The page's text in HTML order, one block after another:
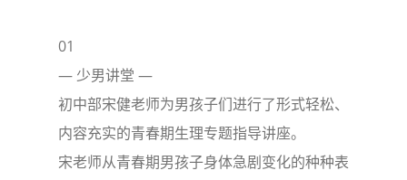
01
— 少男讲堂 —
初中部宋健老师为男孩子们进行了形式轻松、
内容充实的青春期生理专题指导讲座。
宋老师从青春期男孩子身体急剧变化的种种表